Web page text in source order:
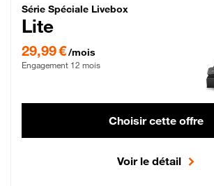
Série Spéciale Livebox
Série Spéciale Livebox
Lite
29,99 €/mois
Engagement 12 mois
Choisir cette offre
Voir le détail